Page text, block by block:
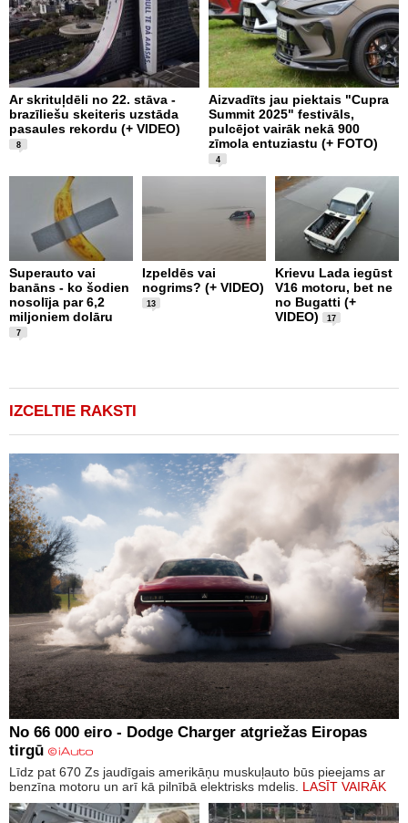
Ar skrituļdēli no 22. stāva -
brazīliešu skeiteris uzstāda
pasaules rekordu (+ VIDEO)
8
Aizvadīts jau piektais "Cupra
Summit 2025" festivāls,
pulcējot vairāk nekā 900
zīmola entuziastu (+ FOTO)
4
Superauto vai
banāns - ko šodien
nosolīja par 6,2
miljoniem dolāru
7
Izpeldēs vai
nogrims? (+ VIDEO)
13
Krievu Lada iegūst
V16 motoru, bet ne
no Bugatti (+
VIDEO)
17
IZCELTIE RAKSTI
No 66 000 eiro - Dodge Charger atgriežas Eiropas
tirgū
Līdz pat 670 Zs jaudīgais amerikāņu muskuļauto būs pieejams ar
benzīna motoru un arī kā pilnībā elektrisks mdelis. LASĪT VAIRĀK